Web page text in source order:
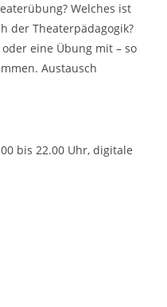
Welches ist
der Theaterpädagogik?
eine Übung mit – so
Austausch
bis 22.00 Uhr, digitale